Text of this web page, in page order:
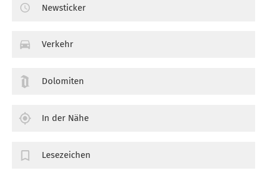
Newsticker
Verkehr
Dolomiten
In der Nähe
Lesezeichen